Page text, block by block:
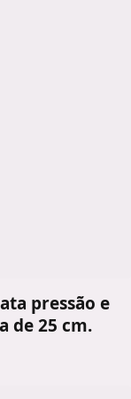
pressão e
de 25 cm.